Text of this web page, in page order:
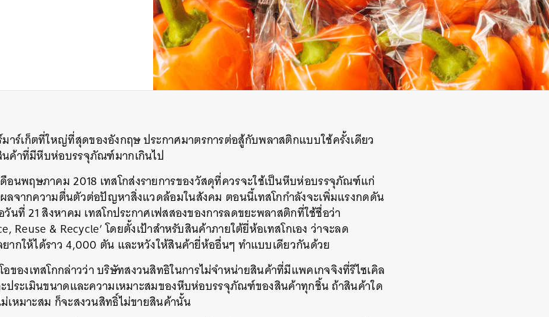
มาร์เก็ตที่ใหญ่ที่สุดของอังกฤษ ประกาศมาตรการต่อสู้กับพลาสติกแบบใช้ครั้งเดียว
ค้าที่มีหีบห่อบรรจุภัณฑ์มากเกินไป
อนพฤษภาคม 2018 เทสโกส่งรายการของวัสดุที่ควรจะใช้เป็นหีบห่อบรรจุภัณฑ์แก่
ลจากความตื่นตัวต่อปัญหาสิ่งแวดล้อมในสังคม ตอนนี้เทสโกกำลังจะเพิ่มแรงกดดัน
นที่ 21 สิงหาคม เทสโกประกาศเฟสสองของการลดขยะพลาสติกที่ใช้ชื่อว่า
Reuse & Recycle’ โดยตั้งเป้าสำหรับสินค้าภายใต้ยี่ห้อเทสโกเอง ว่าจะลด
ากให้ได้ราว 4,000 ตัน และหวังให้สินค้ายี่ห้ออื่นๆ ทำแบบเดียวกันด้วย
ของเทสโกกล่าวว่า บริษัทสงวนสิทธิในการไม่จำหน่ายสินค้าที่มีแพคเกจจิงที่รีไซเคิล
ะประเมินขนาดและความเหมาะสมของหีบห่อบรรจุภัณฑ์ของสินค้าทุกชิ้น ถ้าสินค้าใด
เหมาะสม ก็จะสงวนสิทธิ์ไม่ขายสินค้านั้น